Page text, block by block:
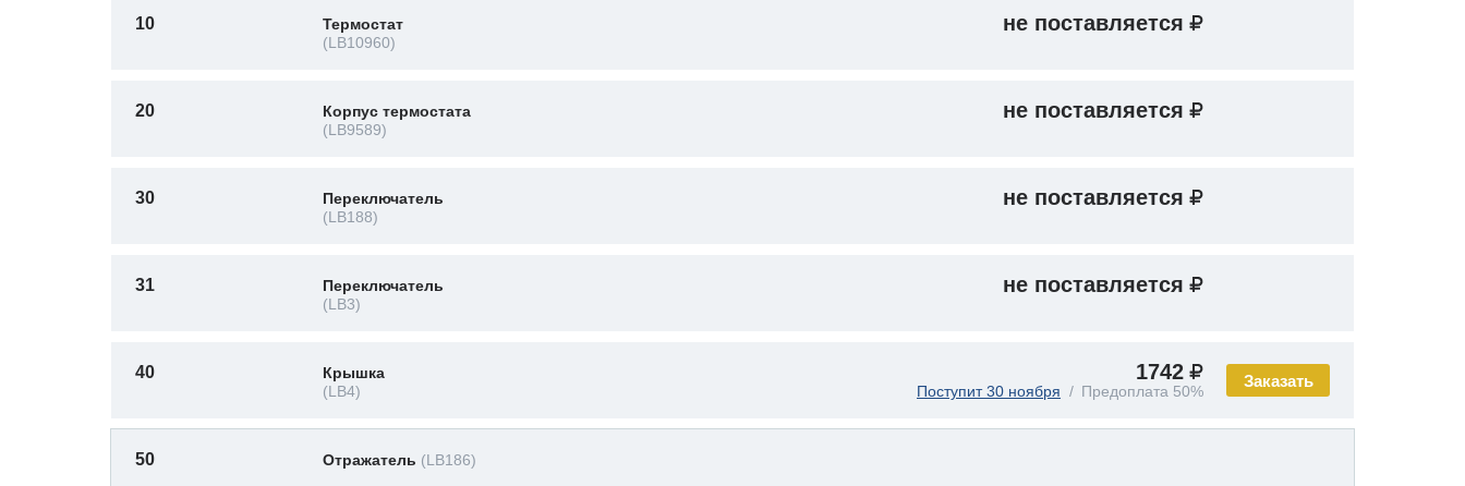
10
Термостат
(LB10960)
не поставляется
20
Корпус термостата
(LB9589)
не поставляется
30
Переключатель
(LB188)
не поставляется
31
Переключатель
(LB3)
не поставляется
Заказать
40
Крышка
(LB4)
1742
Поступит 30 ноября Предоплата 50%
50 Отражатель (LB186)